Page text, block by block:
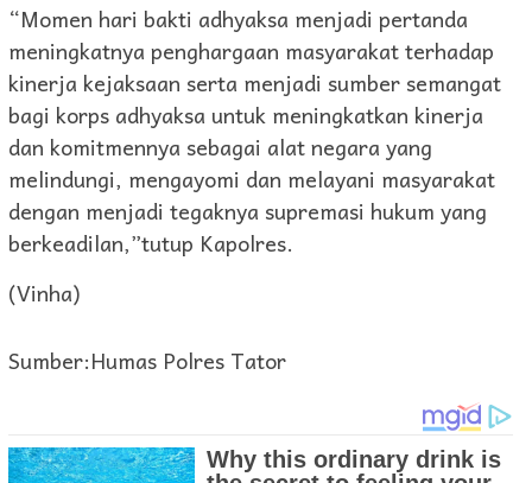
“Momen hari bakti adhyaksa menjadi pertanda
meningkatnya penghargaan masyarakat terhadap
kinerja kejaksaan serta menjadi sumber semangat
bagi korps adhyaksa untuk meningkatkan kinerja
dan komitmennya sebagai alat negara yang
melindungi, mengayomi dan melayani masyarakat
dengan menjadi tegaknya supremasi hukum yang
berkeadilan,”tutup Kapolres.
(Vinha)
Sumber:Humas Polres Tator